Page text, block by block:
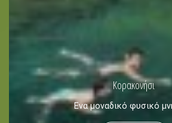
Μέρη
Κορακονήσι
Ενα μοναδικό φυσικό